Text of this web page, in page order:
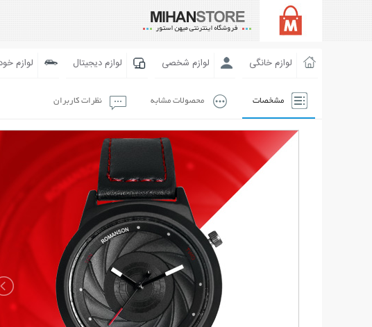
لوازم خانگی لوازم شخصی لوازم دیجیتال لوازم
مشخصات محصولات مشابه نظرات کاربران